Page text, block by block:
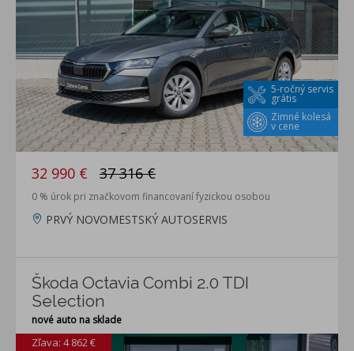
Zimné kolesá
v cene
5-ročný servis
grátis
32 990 € 37 316 €
0 % úrok pri značkovom financovaní fyzickou osobou
PRVÝ NOVOMESTSKÝ AUTOSERVIS
Škoda Octavia Combi 2.0 TDI
Selection
nové auto na sklade
Zľava: 4 862 €